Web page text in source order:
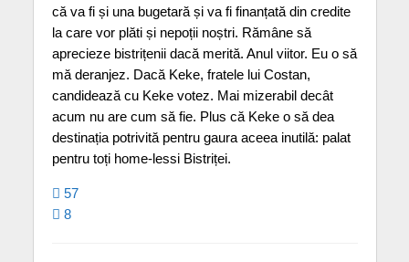
că va fi și una bugetară și va fi finanțată din credite
la care vor plăti și nepoții noștri. Rămâne să
aprecieze bistrițenii dacă merită. Anul viitor. Eu o să
mă deranjez. Dacă Keke, fratele lui Costan,
candidează cu Keke votez. Mai mizerabil decât
acum nu are cum să fie. Plus că Keke o să dea
destinația potrivită pentru gaura aceea inutilă: palat
pentru toți home-lessi Bistriței.
57
8